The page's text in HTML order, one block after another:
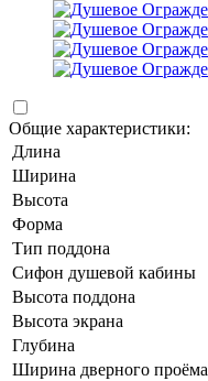
Общие характеристики:
Длина
Ширина
Высота
Форма
Тип поддона
Сифон душевой кабины
Высота поддона
Высота экрана
Глубина
Ширина дверного проёма